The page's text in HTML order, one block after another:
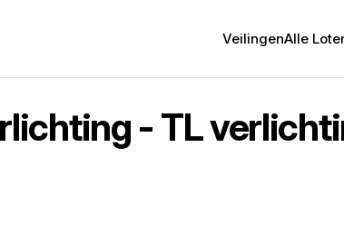
VeilingenAlle
- TL